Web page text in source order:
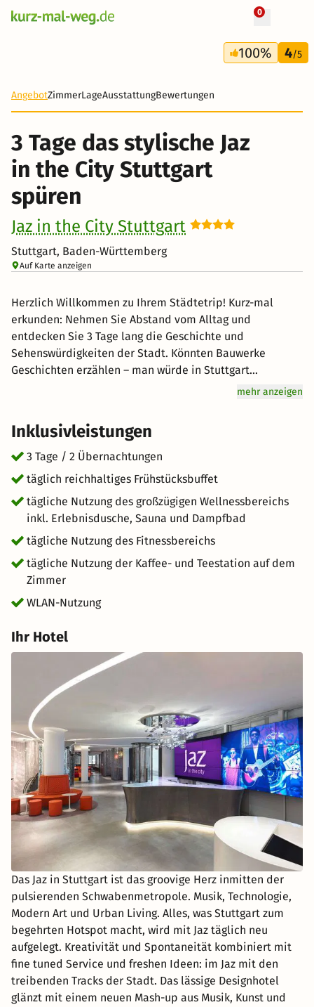
0
3 Tage
152 €
+ 88 Fotos
100% 4/5
AngebotZimmerLageAusstattungBewertungen
3 Tage das stylische Jaz
in the City Stuttgart
spüren
Jaz in the City Stuttgart
Stuttgart, Baden-Württemberg
Auf Karte anzeigen
Herzlich Willkommen zu Ihrem Städtetrip! Kurz-mal
erkunden: Nehmen Sie Abstand vom Alltag und
entdecken Sie 3 Tage lang die Geschichte und
Sehenswürdigkeiten der Stadt. Könnten Bauwerke
Geschichten erzählen – man würde in Stuttgart
stundelang zuhören. Die Landeshauptstadt hat
mutige Architektur. Von Automobilmuseum über
Barockschloss bis zum ersten Fernsehturm der Welt in
Stahlbeton – Stuttgart lockt mit eindrucksvollen
Sehenswürdigkeiten Genuss wird hier groß geschrieben:
Starten Sie mit einem reichhaltigen Frühstücksbuffet für
Genießer vital in den Tag. Freuen Sie sich auf
hervorragenden Service und eine entspannte
Atmosphäre für einen unvergesslichen Urlaub. kurz-mal-
weg.de wünscht Ihnen einen tollen Aufenthalt im
schönen Stuttgart.
mehr anzeigen
Inklusivleistungen
3 Tage / 2 Übernachtungen
täglich reichhaltiges Frühstücksbuffet
tägliche Nutzung des großzügigen Wellnessbereichs
inkl. Erlebnisdusche, Sauna und Dampfbad
tägliche Nutzung des Fitnessbereichs
tägliche Nutzung der Kaffee- und Teestation auf dem
Zimmer
WLAN-Nutzung
Ihr Hotel
Das Jaz in Stuttgart ist das groovige Herz inmitten der
pulsierenden Schwabenmetropole. Musik, Technologie,
Modern Art und Urban Living. Alles, was Stuttgart zum
begehrten Hotspot macht, wird mit Jaz täglich neu
aufgelegt. Kreativität und Spontaneität kombiniert mit
fine tuned Service und freshen Ideen: im Jaz mit den
treibenden Tracks der Stadt. Das lässige Designhotel
glänzt mit einem neuen Mash-up aus Musik, Kunst und